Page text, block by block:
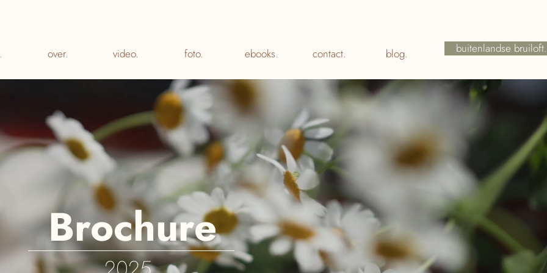
over. video. foto. ebooks. contact. blog. buitenlandse bruiloft.
Brochure